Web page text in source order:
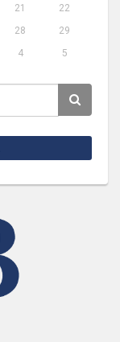
21
22
28
29
4 5